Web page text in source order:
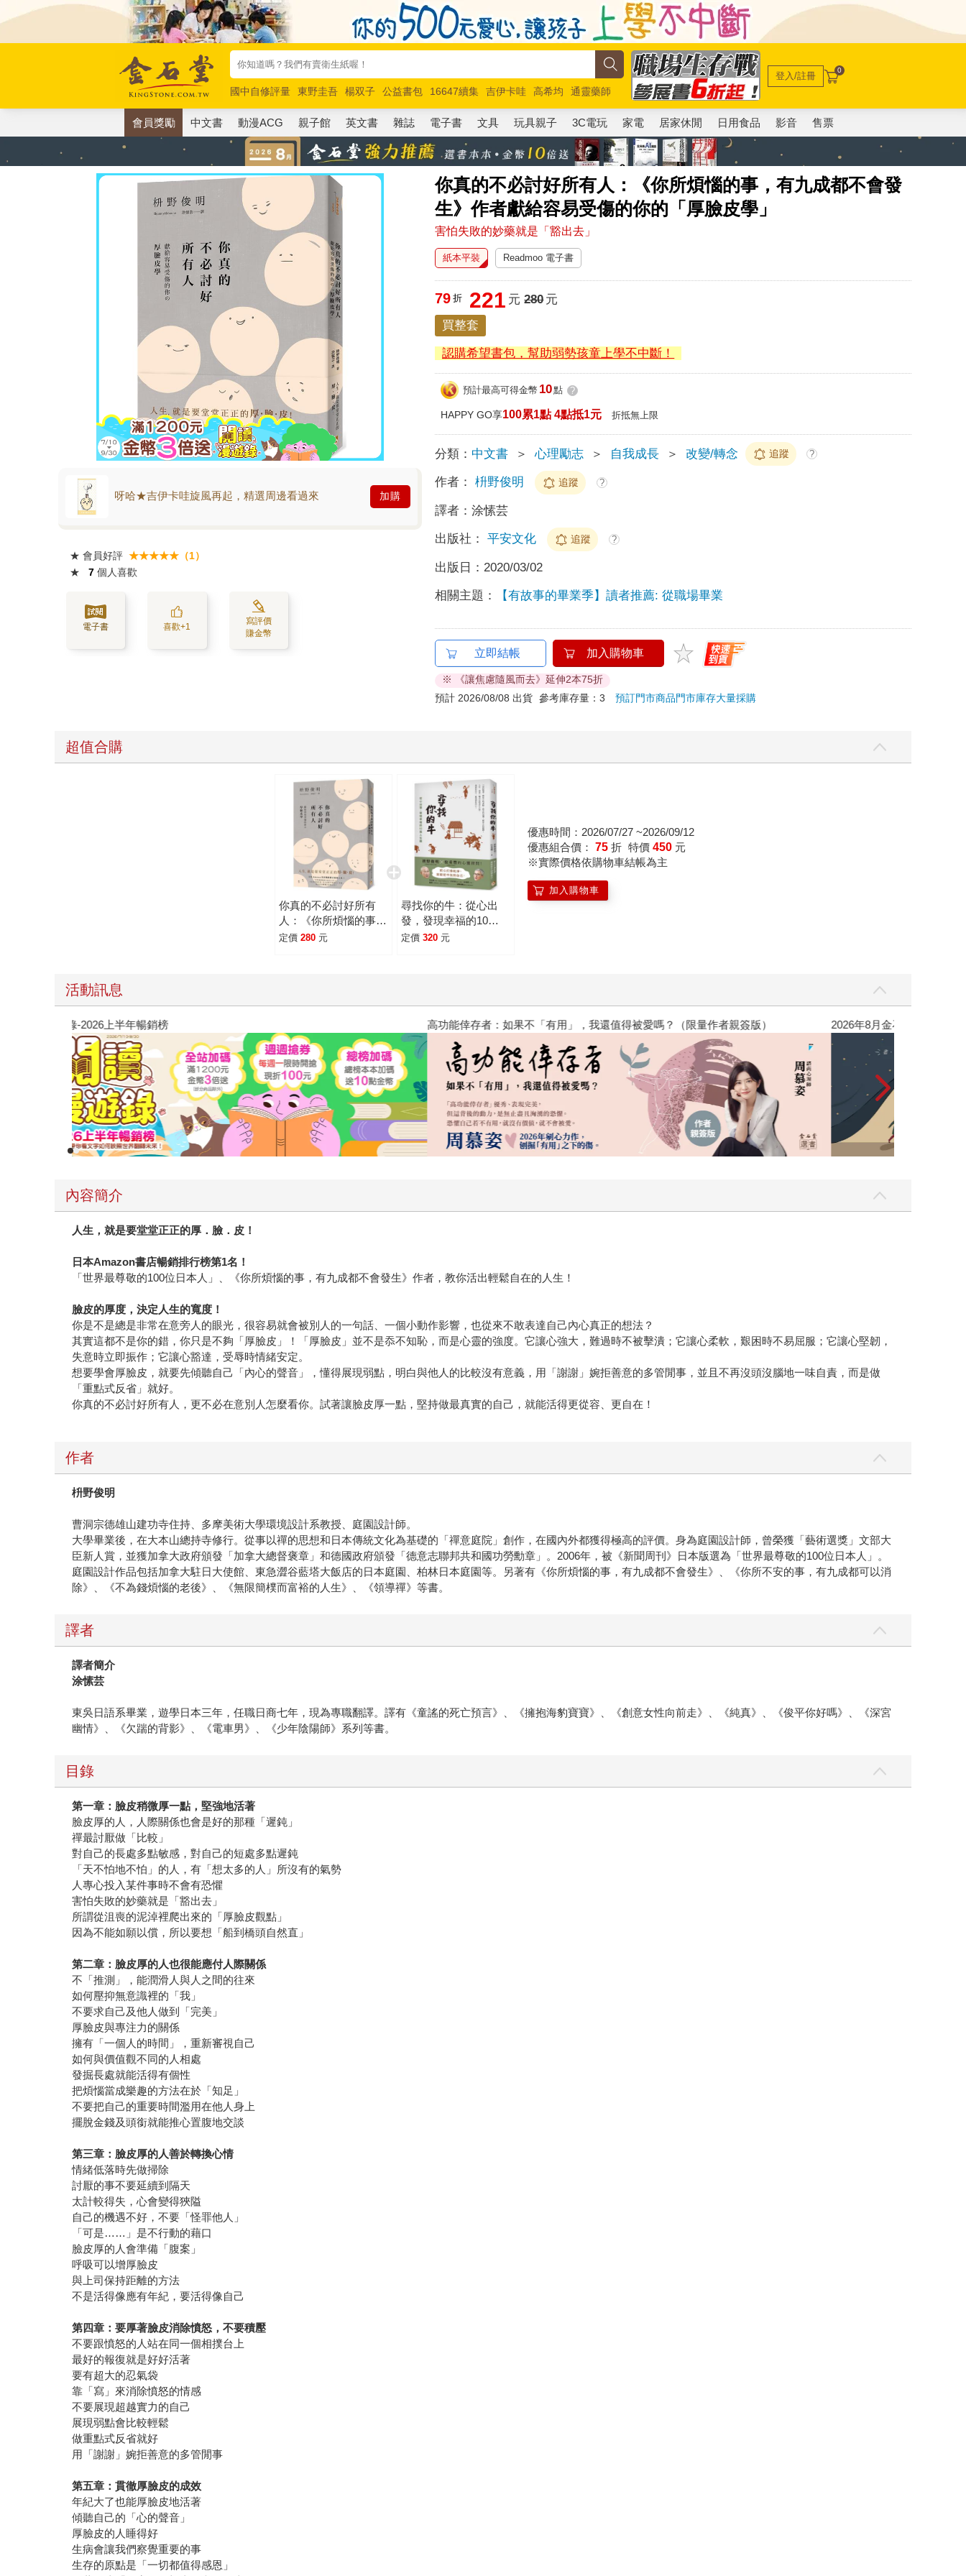
國中自修評量 東野圭吾 楊双子 公益書包 16647續集 吉伊卡哇 高希均
通靈藥師
唯紅花綻放
奧德賽 路邊攤新作 馬斯克 玩具總動員5 超慢跑
登入/註冊 0
會員獎勵 中文書 動漫ACG 親子館 英文書 雜誌 電子書 文具 玩具親子 3C電玩 家電 居家休閒 日用食品 影音 售票
你真的不必討好所有人：《你所煩惱的事，有九成都不會發
生》作者獻給容易受傷的你的「厚臉皮學」
害怕失敗的妙藥就是「豁出去」
呀哈★吉伊卡哇旋風再起，精選周邊看過來 加購
★ 會員好評 ★★★★★（1）
★
7 個人喜歡
電子書 喜歡+1
寫評價
賺金幣
紙本平裝 Readmoo 電子書
79 折 221 元 280元
買整套
認購希望書包，幫助弱勢孩童上學不中斷！
預計最高可得金幣 10點 ?
HAPPY GO享100累1點 4點抵1元 折抵無上限
分類： 中文書 ＞ 心理勵志 ＞ 自我成長 ＞ 改變/轉念 追蹤 ?
作者： 枡野俊明 追蹤 ?
譯者：涂愫芸
出版社： 平安文化 追蹤 ?
出版日： 2020/03/02
相關主題： 【有故事的畢業季】讀者推薦: 從職場畢業
立即結帳 加入購物車
※ 《讓焦慮隨風而去》延伸2本75折
預計 2026/08/08 出貨 參考庫存量：3預訂門市商品門市庫存大量採購
超值合購
你真的不必討好所有
人：《你所煩惱的事，
有九成都不會發生》作
定價 280 元
尋找你的牛：從心出
發，發現幸福的10張
人生圖
定價 320 元
優惠時間：2026/07/27 ~2026/09/12
優惠組合價： 75 折 特價 450 元
※實際價格依購物車結帳為主
加入購物車
活動訊息
閱讀漫遊錄-2026上半年暢銷榜 高功能倖存者：如果不「有用」，我還值得被愛嗎？（限量作者親簽版） 2026年8月金石
內容簡介
人生，就是要堂堂正正的厚．臉．皮！
日本Amazon書店暢銷排行榜第1名！
「世界最尊敬的100位日本人」、《你所煩惱的事，有九成都不會發生》作者，教你活出輕鬆自在的人生！
臉皮的厚度，決定人生的寬度！
你是不是總是非常在意旁人的眼光，很容易就會被別人的一句話、一個小動作影響，也從來不敢表達自己內心真正的想法？
其實這都不是你的錯，你只是不夠「厚臉皮」！「厚臉皮」並不是忝不知恥，而是心靈的強度。它讓心強大，難過時不被擊潰；它讓心柔軟，艱困時不易屈服；它讓心堅韌，
失意時立即振作；它讓心豁達，受辱時情緒安定。
想要學會厚臉皮，就要先傾聽自己「內心的聲音」，懂得展現弱點，明白與他人的比較沒有意義，用「謝謝」婉拒善意的多管閒事，並且不再沒頭沒腦地一味自責，而是做
「重點式反省」就好。
你真的不必討好所有人，更不必在意別人怎麼看你。試著讓臉皮厚一點，堅持做最真實的自己，就能活得更從容、更自在！
作者
枡野俊明
曹洞宗德雄山建功寺住持、多摩美術大學環境設計系教授、庭園設計師。
大學畢業後，在大本山總持寺修行。從事以禪的思想和日本傳統文化為基礎的「禪意庭院」創作，在國內外都獲得極高的評價。身為庭園設計師，曾榮獲「藝術選獎」文部大
臣新人賞，並獲加拿大政府頒發「加拿大總督褒章」和德國政府頒發「德意志聯邦共和國功勞勳章」。2006年，被《新聞周刊》日本版選為「世界最尊敬的100位日本人」。
庭園設計作品包括加拿大駐日大使館、東急澀谷藍塔大飯店的日本庭園、柏林日本庭園等。另著有《你所煩惱的事，有九成都不會發生》、《你所不安的事，有九成都可以消
除》、《不為錢煩惱的老後》、《無限簡樸而富裕的人生》、《領導禪》等書。
譯者
譯者簡介
涂愫芸
東吳日語系畢業，遊學日本三年，任職日商七年，現為專職翻譯。譯有《童謠的死亡預言》、《擁抱海豹寶寶》、《創意女性向前走》、《純真》、《俊平你好嗎》、《深宮
幽情》、《欠踹的背影》、《電車男》、《少年陰陽師》系列等書。
目錄
第一章：臉皮稍微厚一點，堅強地活著
臉皮厚的人，人際關係也會是好的那種「遲鈍」
禪最討厭做「比較」
對自己的長處多點敏感，對自己的短處多點遲鈍
「天不怕地不怕」的人，有「想太多的人」所沒有的氣勢
人專心投入某件事時不會有恐懼
害怕失敗的妙藥就是「豁出去」
所謂從沮喪的泥淖裡爬出來的「厚臉皮觀點」
因為不能如願以償，所以要想「船到橋頭自然直」
第二章：臉皮厚的人也很能應付人際關係
不「推測」，能潤滑人與人之間的往來
如何壓抑無意識裡的「我」
不要求自己及他人做到「完美」
厚臉皮與專注力的關係
擁有「一個人的時間」，重新審視自己
如何與價值觀不同的人相處
發掘長處就能活得有個性
把煩惱當成樂趣的方法在於「知足」
不要把自己的重要時間濫用在他人身上
擺脫金錢及頭銜就能推心置腹地交談
第三章：臉皮厚的人善於轉換心情
情緒低落時先做掃除
討厭的事不要延續到隔天
太計較得失，心會變得狹隘
自己的機遇不好，不要「怪罪他人」
「可是……」是不行動的藉口
臉皮厚的人會準備「腹案」
呼吸可以增厚臉皮
與上司保持距離的方法
不是活得像應有年紀，要活得像自己
第四章：要厚著臉皮消除憤怒，不要積壓
不要跟憤怒的人站在同一個相撲台上
最好的報復就是好好活著
要有超大的忍氣袋
靠「寫」來消除憤怒的情感
不要展現超越實力的自己
展現弱點會比較輕鬆
做重點式反省就好
用「謝謝」婉拒善意的多管閒事
第五章：貫徹厚臉皮的成效
年紀大了也能厚臉皮地活著
傾聽自己的「心的聲音」
厚臉皮的人睡得好
生病會讓我們察覺重要的事
生存的原點是「一切都值得感恩」